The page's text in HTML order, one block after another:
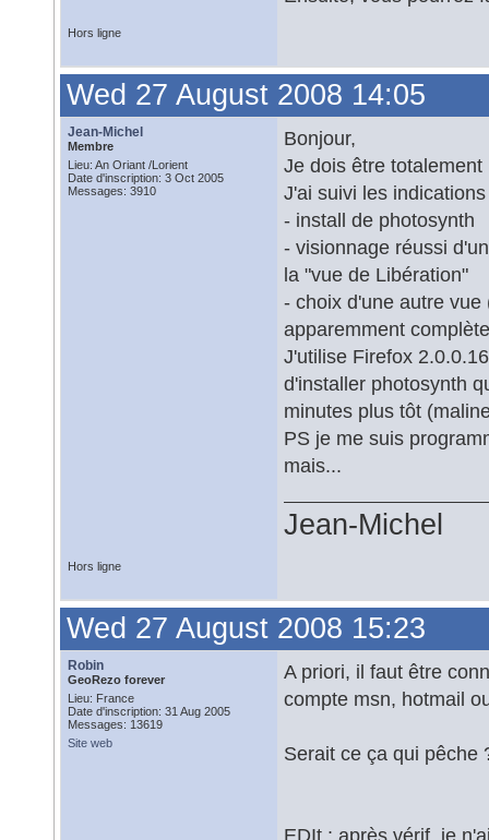
Hors ligne
Wed 27 August 2008 14:05
Jean-Michel
Membre
Lieu: An Oriant /Lorient
Date d'inscription: 3 Oct 2005
Messages: 3910
Bonjour,
Je dois être
J'ai suivi les
- install de photosynth
- visionnage réussi
la "vue de Libération"
- choix d'une autre
apparemment
J'utilise Firefox
d'installer photosynth
minutes plus tôt
PS je me suis
mais...
Jean-Michel
Hors ligne
Wed 27 August 2008 15:23
Robin
GeoRezo forever
Lieu: France
Date d'inscription: 31 Aug 2005
Messages: 13619
Site web
A priori, il faut être
compte msn, hotmail
Serait ce ça qui pêche
EDIt : après vérif, je